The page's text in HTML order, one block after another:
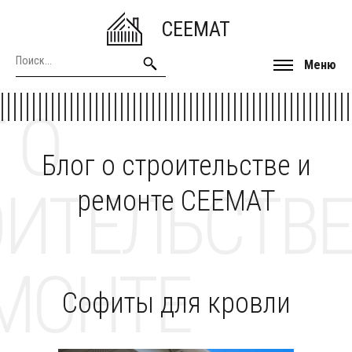
CEEMAT
Меню
Блог о строительстве и
ремонте CEEMAT
О
Софиты для кровли